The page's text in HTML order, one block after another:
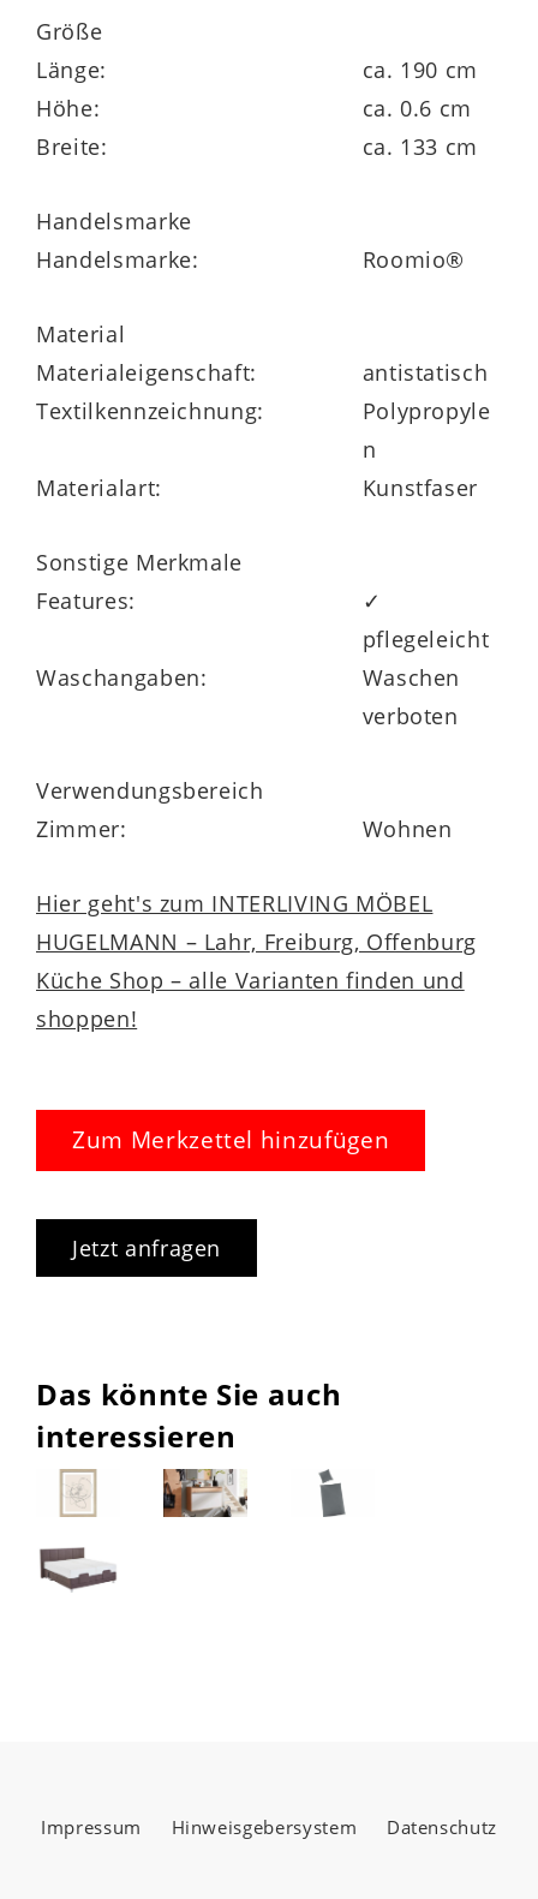
Größe
Länge:
ca. 190 cm
Höhe:
ca. 0.6 cm
Breite:
ca. 133 cm
Handelsmarke
Handelsmarke:
Roomio®
Material
Materialeigenschaft:
antistatisch
Textilkennzeichnung:
Polypropyle
n
Materialart:
Kunstfaser
Sonstige Merkmale
Features:
✓
pflegeleicht
Waschangaben:
Waschen
verboten
Verwendungsbereich
Zimmer:
Wohnen
Hier geht's zum INTERLIVING MÖBEL
HUGELMANN – Lahr, Freiburg, Offenburg
Küche Shop – alle Varianten finden und
shoppen!
Zum Merkzettel hinzufügen
Jetzt anfragen
Das könnte Sie auch
interessieren
Impressum Hinweisgebersystem Datenschutz